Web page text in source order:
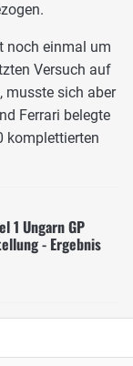
noch einmal um
Versuch auf
musste sich aber
Ferrari belegte
komplettierten
1 Ungarn GP
- Ergebnis